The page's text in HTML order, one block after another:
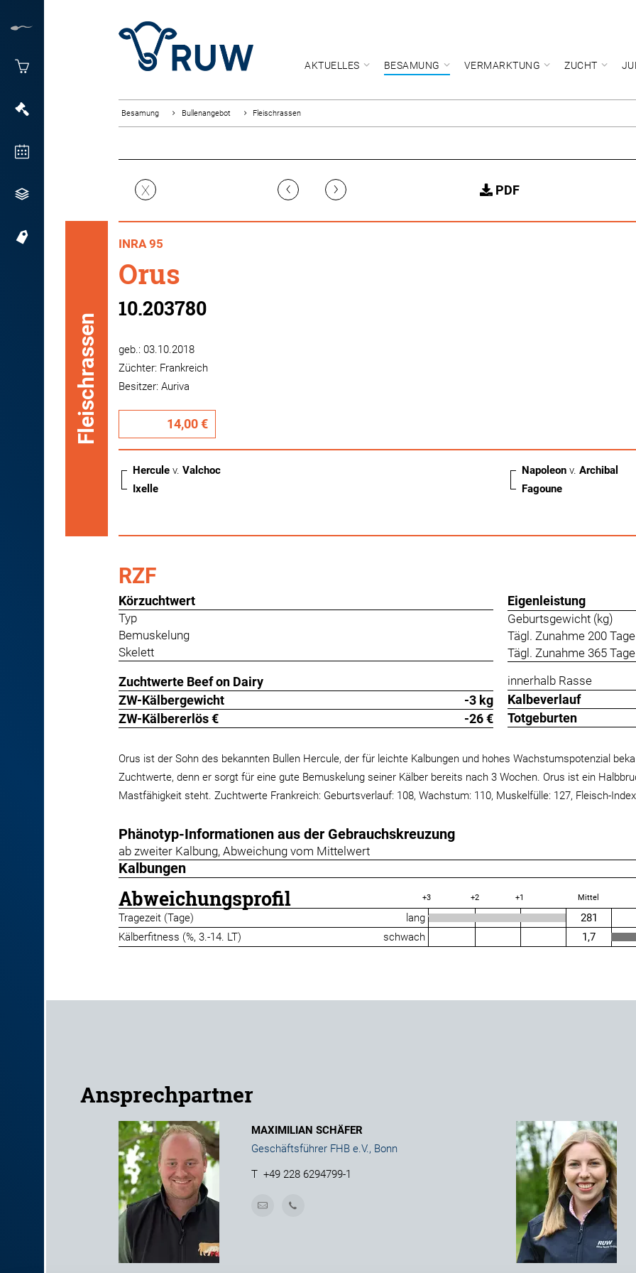
AKTUELLES BESAMUNG VERMARKTUNG ZUCHT
Besamung Bullenangebot Fleischrassen
X ‹ › PDF
INRA 95
Orus
10.203780
geb.: 03.10.2018
Züchter: Frankreich
Besitzer: Auriva
14,00 €
Fleischrassen
Hercule v. Valchoc
Ixelle
Napoleon v. Archibal
Fagoune
RZF
Körzuchtwert
Typ
Bemuskelung
Skelett
Eigenleistung
Geburtsgewicht (kg)
Tägl. Zunahme 200
Tägl. Zunahme 365
Zuchtwerte Beef on Dairy
ZW-Kälbergewicht
-3 kg
ZW-Kälbererlös €
-26 €
innerhalb Rasse
Kalbeverlauf
Totgeburten
Orus ist der Sohn des bekannten Bullen Hercule, der für leichte Kalbungen und hohes Wachstumspotenzial
Zuchtwerte, denn er sorgt für eine gute Bemuskelung seiner Kälber bereits nach 3 Wochen. Orus ist ein
Mastfähigkeit steht. Zuchtwerte Frankreich: Geburtsverlauf: 108, Wachstum: 110, Muskelfülle: 127, Fleisch-
Phänotyp-Informationen aus der Gebrauchskreuzung
ab zweiter Kalbung, Abweichung vom Mittelwert
Kalbungen
Abweichungsprofil +3 +2 +1 Mittel
Tragezeit (Tage) lang
281
Kälberfitness (%, 3.-14. LT)
schwach 1,7
Ansprechpartner
MAXIMILIAN SCHÄFER
Geschäftsführer FHB e.V., Bonn
T +49 228 6294799-1